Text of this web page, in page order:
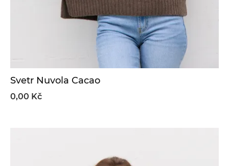
Svetr Nuvola Cacao
0,00 Kč